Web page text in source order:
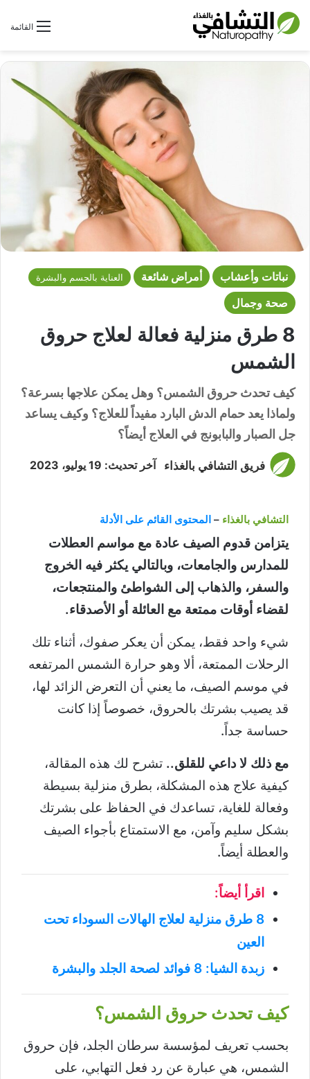
القائمةبحث عن
نباتات وأعشاب أمراض شائعة العناية بالجسم والبشرة
صحة وجمال
8 طرق منزلية فعالة لعلاج حروق
الشمس
كيف تحدث حروق الشمس؟ وهل يمكن علاجها بسرعة؟
ولماذا يعد حمام الدش البارد مفيداً للعلاج؟ وكيف يساعد
جل الصبار والبابونج في العلاج أيضاً؟
فريق التشافي بالغذاء آخر تحديث: 19 يوليو، 2023
التشافي بالغذاء – المحتوى القائم على الأدلة
يتزامن قدوم الصيف عادة مع مواسم العطلات
للمدارس والجامعات، وبالتالي يكثر فيه الخروج
والسفر، والذهاب إلى الشواطئ والمنتجعات،
لقضاء أوقات ممتعة مع العائلة أو الأصدقاء.
شيء واحد فقط، يمكن أن يعكر صفوك، أثناء تلك
الرحلات الممتعة، ألا وهو حرارة الشمس المرتفعه
في موسم الصيف، ما يعني أن التعرض الزائد لها،
قد يصيب بشرتك بالحروق، خصوصاً إذا كانت
حساسة جداً.
مع ذلك لا داعي للقلق.. تشرح لك هذه المقالة،
كيفية علاج هذه المشكلة، بطرق منزلية بسيطة
وفعالة للغاية، تساعدك في الحفاظ على بشرتك
بشكل سليم وآمن، مع الاستمتاع بأجواء الصيف
والعطلة أيضاً.
اقرأ أيضاً:
8 طرق منزلية لعلاج الهالات السوداء تحت
العين
زبدة الشيا: 8 فوائد لصحة الجلد والبشرة
كيف تحدث حروق الشمس؟
بحسب تعريف لمؤسسة سرطان الجلد، فإن حروق
الشمس، هي عبارة عن رد فعل التهابي، على